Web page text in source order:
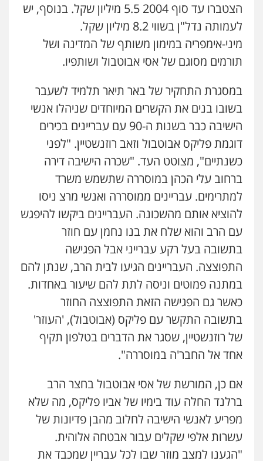
הצטברו עד סוף 2004 5.5 מיליון שקל. בנוסף, יש
לעמותה נדל"ן בשווי 8.2 מיליון שקל.
מיני-אימפריה במימון משותף של המדינה ושל
תורמים מסוגם של אסי אבוטבול ושותפיו.
במסגרת התחקיר של באר תיאר תלמיד לשעבר
בשובו בנים את הקשרים המיוחדים שניהלו אנשי
הישיבה כבר בשנות ה-90 עם עבריינים בכירים
דוגמת פליקס אבוטבול וזאב רוזנשטיין. "לפני
כשנתיים", מצוטט העד. "שכרה הישיבה דירה
ברחוב עלי הכהן במוסררה שתשמש משרד
למתרימים. עבריינים ממוסררה ואנשי מרצ ניסו
להוציא אותם מהשכונה. העבריינים ביקשו להיפגש
עם הרב והוא שלח את בנו נחמן עם חוזר
בתשובה בעל רקע עברייני אבל הפגישה
התפוצצה. העבריינים הגיעו לבית הרב, שנתן להם
במתנה פמוטים וניסה לתת להם שיעור באחדות.
כאשר גם הפגישה הזאת התפוצצה החוזר
בתשובה התקשר עם פליקס (אבוטבול), 'העוזר'
של רוזנשטיין, שסגר את הדברים בטלפון תקיף
אחד אל החבר'ה במוסררה".
אם כן, המורשת של אסי אבוטבול בחצר הרב
ברלנד החלה עוד בימיו של אביו פליקס, מה שלא
מפריע לאנשי הישיבה לחלוב מהבן פדיונות של
עשרות אלפי שקלים עבור אבטחה אלוהית.
"הגענו למצב מוזר שבו לכל עבריין שמכבד את